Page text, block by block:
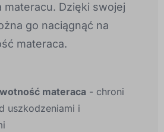
materacu. Dzięki swojej
go naciągnąć na
materaca.
materaca - chroni
uszkodzeniami i